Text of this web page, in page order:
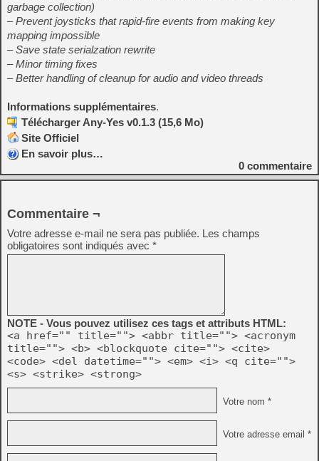
garbage collection)
– Prevent joysticks that rapid-fire events from making key
mapping impossible
– Save state serialzation rewrite
– Minor timing fixes
– Better handling of cleanup for audio and video threads
Informations supplémentaires.
Télécharger Any-Yes v0.1.3 (15,6 Mo)
Site Officiel
En savoir plus…
0 commentaire
Commentaire ¬
Votre adresse e-mail ne sera pas publiée. Les champs
obligatoires sont indiqués avec *
NOTE - Vous pouvez utilisez ces tags et attributs HTML:
<a href="" title=""> <abbr title=""> <acronym
title=""> <b> <blockquote cite=""> <cite>
<code> <del datetime=""> <em> <i> <q cite="">
<s> <strike> <strong>
Votre nom *
Votre adresse email *